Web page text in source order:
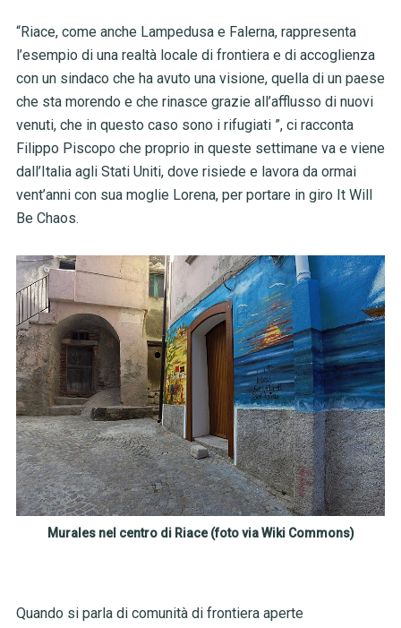
“Riace, come anche Lampedusa e Falerna, rappresenta
l’esempio di una realtà locale di frontiera e di accoglienza
con un sindaco che ha avuto una visione, quella di un paese
che sta morendo e che rinasce grazie all’afflusso di nuovi
venuti, che in questo caso sono i rifugiati ”, ci racconta
Filippo Piscopo che proprio in queste settimane va e viene
dall’Italia agli Stati Uniti, dove risiede e lavora da ormai
vent’anni con sua moglie Lorena, per portare in giro It Will
Be Chaos.
Murales nel centro di Riace (foto via Wiki Commons)
Quando si parla di comunità di frontiera aperte